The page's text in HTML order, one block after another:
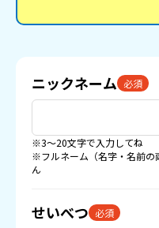
ニックネーム 必須
※3〜20文字で入力してね
※フルネーム（名字・名前の
ん
せいべつ 必須